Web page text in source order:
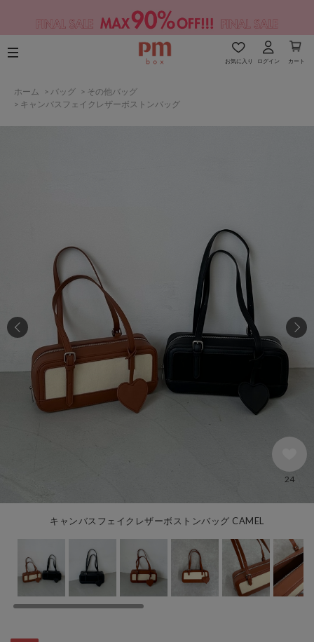
お気に入り ログイン カート
ホーム > バッグ > その他バッグ
> キャンバスフェイクレザーボストンバッグ
キャンバスフェイクレザーボストンバッグ CAMEL
24